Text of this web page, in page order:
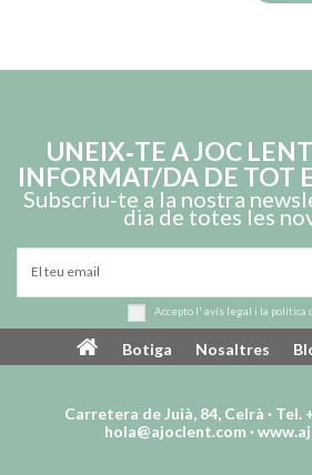
Paraigües que canvia de
color encantat de FLOSS
AND ROCK
UNEIX‑TE A JOC
INFORMAT/DA DE TOT
Subscriu‑te a la nostra
dia de totes les
Accepto l' avís legal i la política
Botiga Nosaltres
Carretera de Juià, 84, Celrà · Tel.
hola@ajoclent.com ·